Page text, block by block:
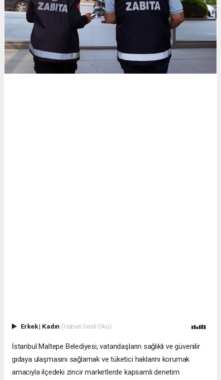
Erkek| Kadın (Haberi Sesli Oku)
İstanbul Maltepe Belediyesi, vatandaşların sağlıklı ve güvenilir
gıdaya ulaşmasını sağlamak ve tüketici haklarını korumak
amacıyla ilçedeki zincir marketlerde kapsamlı denetim